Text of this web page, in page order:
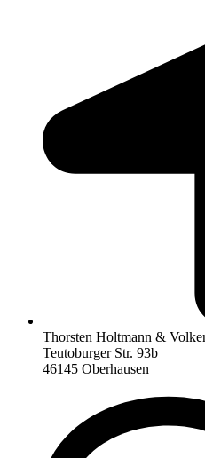
Thorsten Holtmann &
Teutoburger Str. 93b
46145 Oberhausen